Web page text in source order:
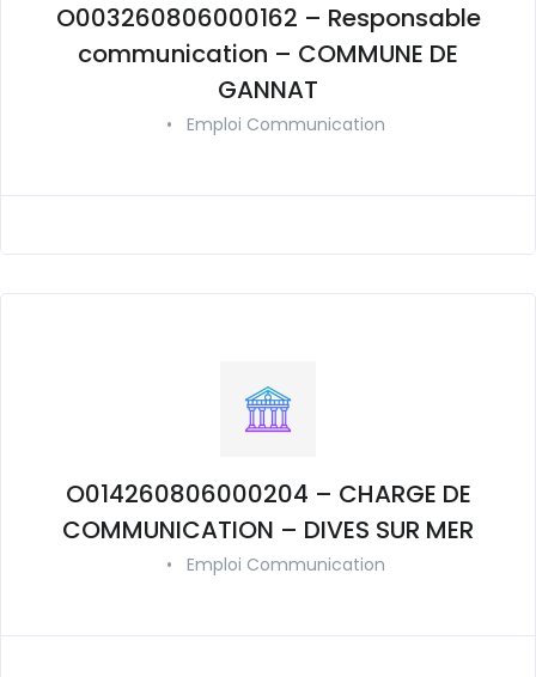
O003260806000162 – Responsable
communication – COMMUNE DE
GANNAT
• Emploi Communication
O014260806000204 – CHARGE DE
COMMUNICATION – DIVES SUR MER
• Emploi Communication